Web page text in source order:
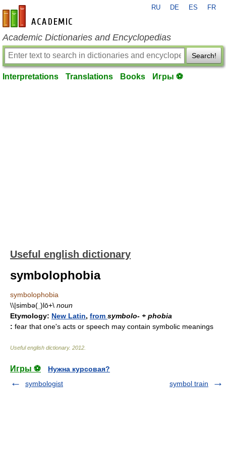
en-academic.com
RU DE ES FR
Academic Dictionaries and Encyclopedias
Search!
Interpretations Translations Books Игры ⚽
Useful english dictionary
symbolophobia
symbolophobia
\\|simbə(ˌ)lō+\ noun
Etymology: New Latin, from symbolo- + phobia
: fear that one's acts or speech may contain symbolic meanings
Useful english dictionary. 2012
Игры ⚽
Нужна курсовая?
symbologist
symbol train